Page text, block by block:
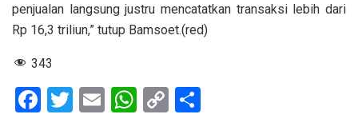
penjualan langsung justru mencatatkan transaksi lebih dari
Rp 16,3 triliun,” tutup Bamsoet.(red)
343
F
T
E
W C